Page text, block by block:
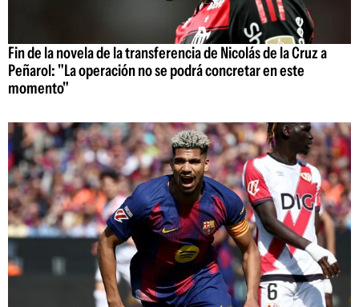
Fin de la novela de la transferencia de Nicolás de la Cruz a
Peñarol: "La operación no se podrá concretar en este
momento"